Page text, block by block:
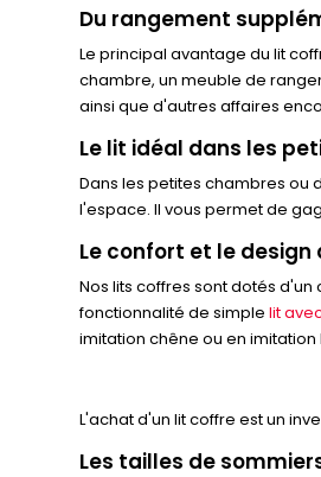
Du rangement
Le principal avantage du lit
chambre, un meuble de
ainsi que d'autres affaires
Le lit idéal dans les
Dans les petites chambres
l'espace. Il vous permet de
Le confort et le
Nos lits coffres sont dotés
fonctionnalité de simplelit
imitation chêne ou en
L'achat d'un lit coffre est un
Les tailles de